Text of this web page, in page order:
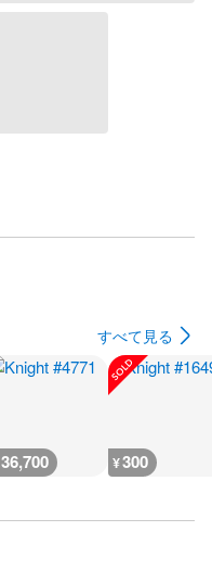
すべて見る
36,700 ¥300